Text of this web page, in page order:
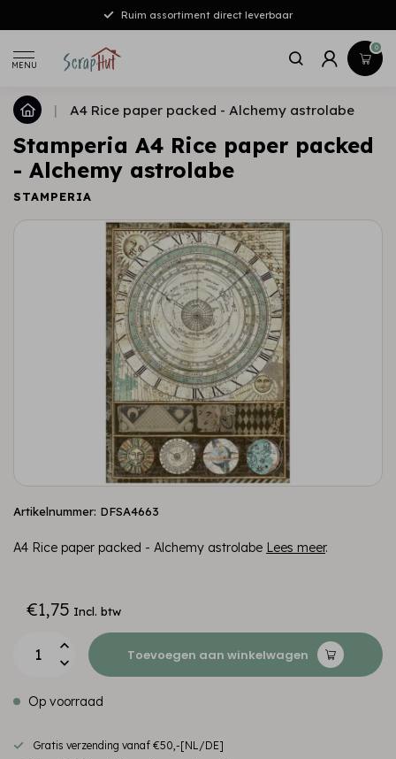
Ruim assortiment direct leverbaar
MENU
0
| A4 Rice paper packed - Alchemy astrolabe
Stamperia A4 Rice paper packed
- Alchemy astrolabe
STAMPERIA
Artikelnummer: DFSA4663
A4 Rice paper packed - Alchemy astrolabe Lees meer.
€1,75 Incl. btw
Toevoegen aan winkelwagen
Op voorraad
Gratis verzending vanaf €50,-[NL/DE]